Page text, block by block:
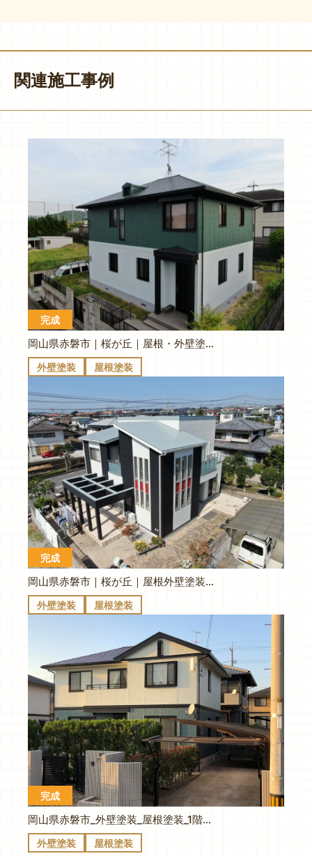
関連施工事例
完成
岡山県赤磐市｜桜が丘｜屋根・外壁塗装｜グリーン×ブルーの爽やかツートン！遮熱＆超耐久🏠
外壁塗装 屋根塗装
完成
岡山県赤磐市｜桜が丘｜屋根外壁塗装｜こだわりの邸宅を赤のアクセントで再生！超低汚染・無機フッ素で守る🏠✨
外壁塗装 屋根塗装
完成
岡山県赤磐市_外壁塗装_屋根塗装_1階をベージュ系からグリーン系色に。超汚れにくい塗料で経済的
外壁塗装 屋根塗装